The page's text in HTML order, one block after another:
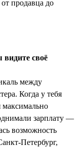
своё
между
Когда у тебя
максимально
зарплату —
возможность
Петербург,